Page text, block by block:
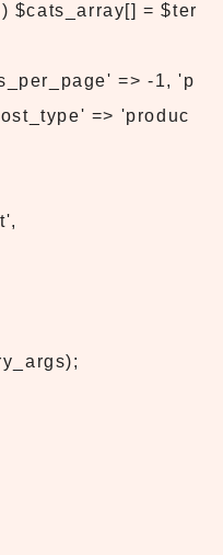
$cats_array[] = $ter
=> -1, 'p
=> 'produc